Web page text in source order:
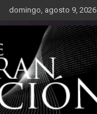
Saltardomingo, agosto 9, 2026